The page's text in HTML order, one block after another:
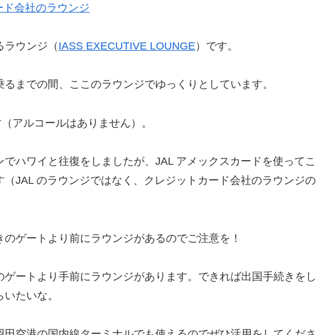
ラウンジ（ IASS EXECUTIVE LOUNGE）です。
までの間、ここのラウンジでゆっくりとしています。
アルコールはありません）。
ハワイと往復をしましたが、JAL アメックスカードを使ってこ
JAL のラウンジではなく、クレジットカード会社のラウンジの
ゲートより前にラウンジがあるのでご注意を！
ートより手前にラウンジがあります。できれば出国手続きをし
たいな。